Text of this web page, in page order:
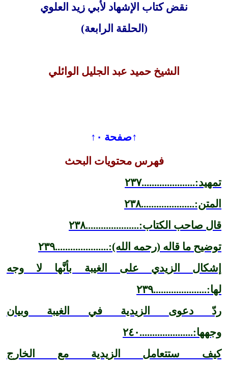
نقض كتاب الإشهاد لأبي زيد العلوي
(الحلقة الرابعة)
الشيخ حميد عبد الجليل الوائلي
↑صفحة ٠↑
فهرس محتويات البحث
تمهيد:.....................٢٣٧
المتن:.....................٢٣٨
قال صاحب الكتاب:.....................٢٣٨
توضيح ما قاله (رحمه الله):.....................٢٣٩
إشكال الزيدي على الغيبة بأنَّها لا وجه
لها:.....................٢٣٩
ردّ دعوى الزيدية في الغيبة وبيان
وجهها:.....................٢٤٠
كيف ستتعامل الزيدية مع الخارج